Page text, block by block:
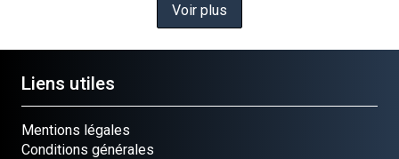
Voir plus
Liens utiles
Mentions légales
Conditions générales